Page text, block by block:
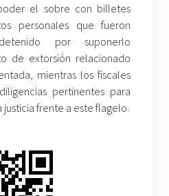
el sobre con billetes
personales que fueron
por suponerlo
de extorsión relacionado
mientras los fiscales
pertinentes para
justicia frente a este flagelo.